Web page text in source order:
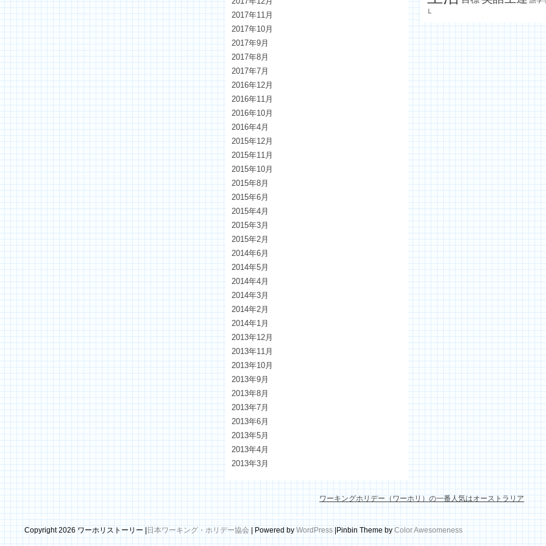
2017年11月
2017年10月
2017年9月
2017年8月
2017年7月
2016年12月
2016年11月
2016年10月
2016年4月
2015年12月
2015年11月
2015年10月
2015年8月
2015年6月
2015年4月
2015年3月
2015年2月
2014年6月
2014年5月
2014年4月
2014年3月
2014年2月
2014年1月
2013年12月
2013年11月
2013年10月
2013年9月
2013年8月
2013年7月
2013年6月
2013年5月
2013年4月
2013年3月
Ｌ
ワーキングホリデー（ワーホリ）の一番人気はオーストラリア
Copyright 2026 ワーホリストーリー | 日本ワーキング・ホリデー協会 | Powered byWordPress |Pinbin Theme byColor Awesomeness